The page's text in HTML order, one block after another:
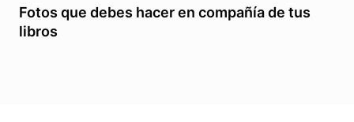
Fotos que debes hacer en compañía de tus
libros